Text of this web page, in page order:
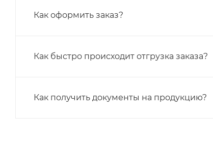
Как оформить заказ?
Как быстро происходит отгрузка заказа?
Как получить документы на продукцию?